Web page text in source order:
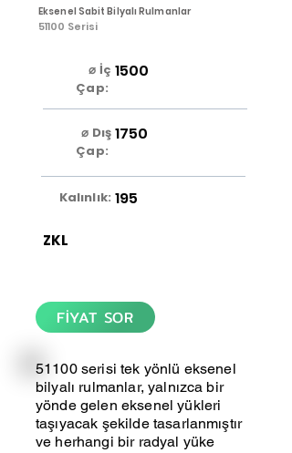
Eksenel Sabit Bilyalı Rulmanlar
51100 Serisi
⌀ İç
Çap:
1500
⌀ Dış
Çap:
1750
Kalınlık: 195
ZKL
FİYAT SOR
51100 serisi tek yönlü eksenel
bilyalı rulmanlar, yalnızca bir
yönde gelen eksenel yükleri
taşıyacak şekilde tasarlanmıştır
ve herhangi bir radyal yüke